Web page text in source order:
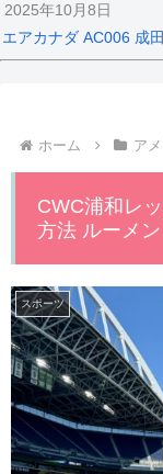
2025年10月8日
エアカナダ AC006 成
ホーム ア
CWC浦和レ
方法 ルーメ
スポーツ